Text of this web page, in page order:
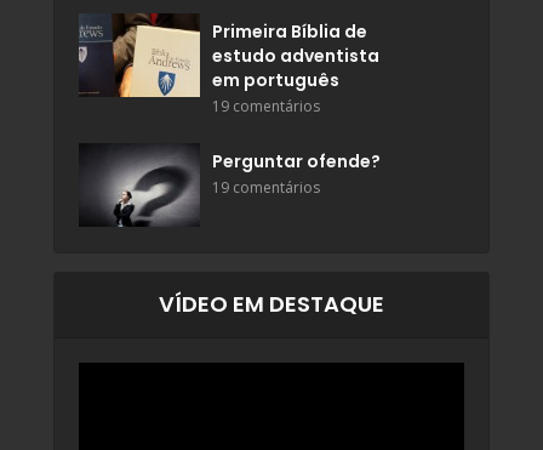
Primeira Bíblia de
estudo adventista
em português
19 comentários
Perguntar ofende?
19 comentários
VÍDEO EM DESTAQUE